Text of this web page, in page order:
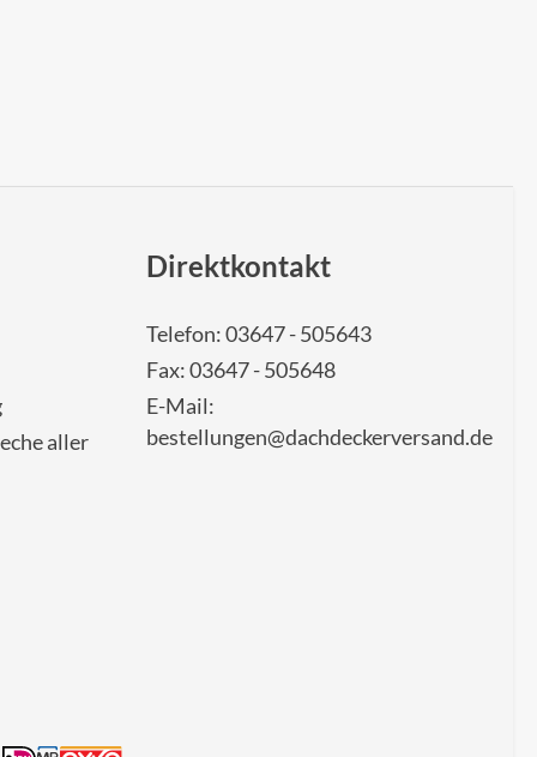
aller
Direktkontakt
Telefon: 03647 - 505643
Fax: 03647 - 505648
E-Mail:
bestellungen@dachdeckerversand.de